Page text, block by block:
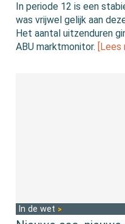
In periode 12 is een
was vrijwel gelijk aan
Het aantal uitzenduren
ABU marktmonitor. [Lees
In de wet